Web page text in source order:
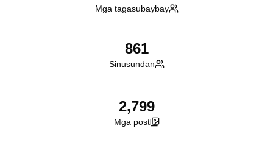
Mga tagasubaybay
861
Sinusundan
2,799
Mga post